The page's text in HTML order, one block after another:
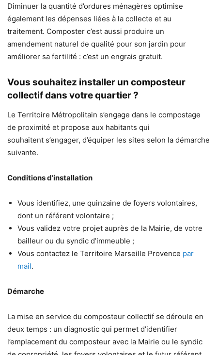
Diminuer la quantité d’ordures ménagères optimise
également les dépenses liées à la collecte et au
traitement. Composter c’est aussi produire un
amendement naturel de qualité pour son jardin pour
améliorer sa fertilité : c’est un engrais gratuit.
Vous souhaitez installer un composteur
collectif dans votre quartier ?
Le Territoire Métropolitain s’engage dans le compostage
de proximité et propose aux habitants qui
souhaitent s’engager, d’équiper les sites selon la démarche
suivante.
Conditions d’installation
Vous identifiez, une quinzaine de foyers volontaires,
dont un référent volontaire ;
Vous validez votre projet auprès de la Mairie, de votre
bailleur ou du syndic d’immeuble ;
Vous contactez le Territoire Marseille Provence par
mail.
Démarche
La mise en service du composteur collectif se déroule en
deux temps : un diagnostic qui permet d’identifier
l’emplacement du composteur avec la Mairie ou le syndic